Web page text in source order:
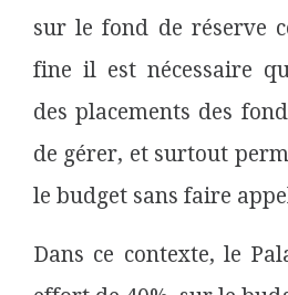
sur le fond de réserve
fine il est nécessaire
des placements des
de gérer, et surtout
le budget sans faire
Dans ce contexte, le